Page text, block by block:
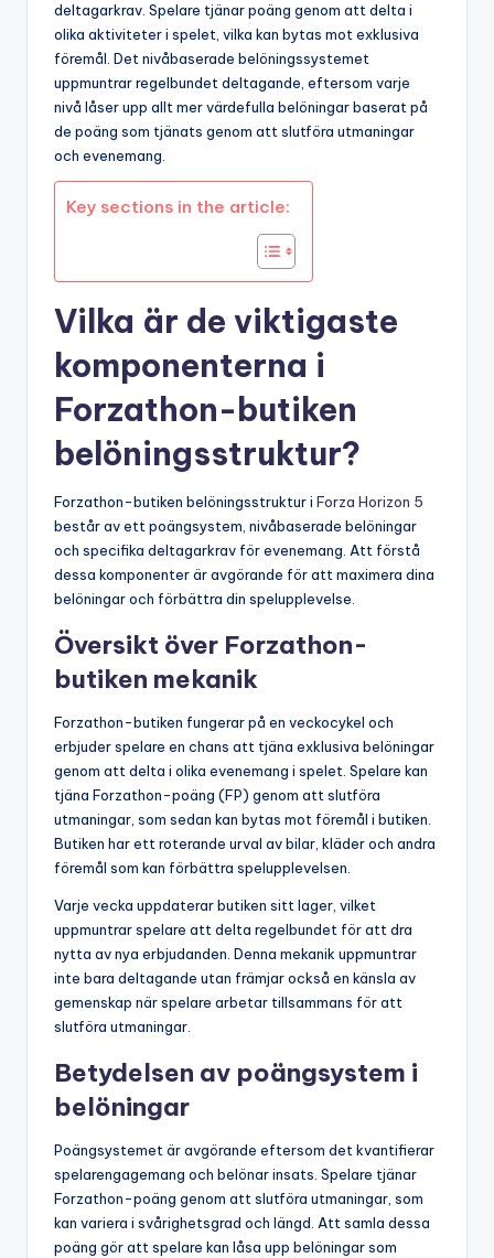
deltagarkrav. Spelare tjänar poäng genom att delta i
olika aktiviteter i spelet, vilka kan bytas mot exklusiva
föremål. Det nivåbaserade belöningssystemet
uppmuntrar regelbundet deltagande, eftersom varje
nivå låser upp allt mer värdefulla belöningar baserat på
de poäng som tjänats genom att slutföra utmaningar
och evenemang.
Key sections in the article:
Vilka är de viktigaste
komponenterna i
Forzathon-butiken
belöningsstruktur?
Forzathon-butiken belöningsstruktur i Forza Horizon 5
består av ett poängsystem, nivåbaserade belöningar
och specifika deltagarkrav för evenemang. Att förstå
dessa komponenter är avgörande för att maximera dina
belöningar och förbättra din spelupplevelse.
Översikt över Forzathon-
butiken mekanik
Forzathon-butiken fungerar på en veckocykel och
erbjuder spelare en chans att tjäna exklusiva belöningar
genom att delta i olika evenemang i spelet. Spelare kan
tjäna Forzathon-poäng (FP) genom att slutföra
utmaningar, som sedan kan bytas mot föremål i butiken.
Butiken har ett roterande urval av bilar, kläder och andra
föremål som kan förbättra spelupplevelsen.
Varje vecka uppdaterar butiken sitt lager, vilket
uppmuntrar spelare att delta regelbundet för att dra
nytta av nya erbjudanden. Denna mekanik uppmuntrar
inte bara deltagande utan främjar också en känsla av
gemenskap när spelare arbetar tillsammans för att
slutföra utmaningar.
Betydelsen av poängsystem i
belöningar
Poängsystemet är avgörande eftersom det kvantifierar
spelarengagemang och belönar insats. Spelare tjänar
Forzathon-poäng genom att slutföra utmaningar, som
kan variera i svårighetsgrad och längd. Att samla dessa
poäng gör att spelare kan låsa upp belöningar som